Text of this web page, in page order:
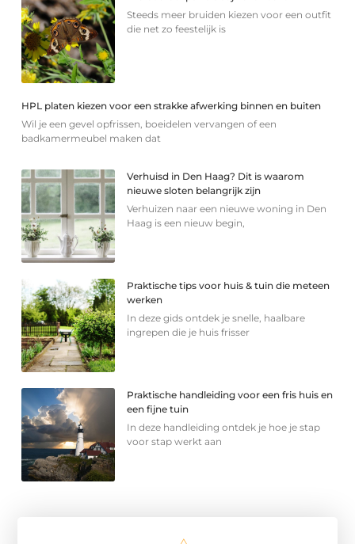
Steeds meer bruiden kiezen voor een outfit
die net zo feestelijk is
HPL platen kiezen voor een strakke afwerking binnen en buiten
Wil je een gevel opfrissen, boeidelen vervangen of een
badkamermeubel maken dat
Verhuisd in Den Haag? Dit is waarom
nieuwe sloten belangrijk zijn
Verhuizen naar een nieuwe woning in Den
Haag is een nieuw begin,
Praktische tips voor huis & tuin die meteen
werken
In deze gids ontdek je snelle, haalbare
ingrepen die je huis frisser
Praktische handleiding voor een fris huis en
een fijne tuin
In deze handleiding ontdek je hoe je stap
voor stap werkt aan